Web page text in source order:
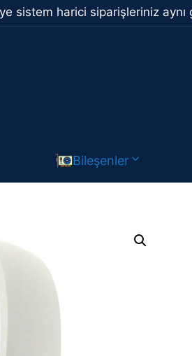
sistem harici siparişleriniz aynı
Bileşenler